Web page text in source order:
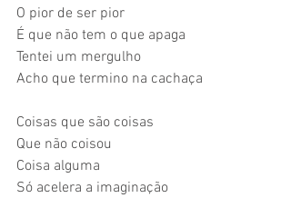
O pior de ser pior
É que não tem o que apaga
Tentei um mergulho
Acho que termino na cachaça
Coisas que são coisas
Que não coisou
Coisa alguma
Só acelera a imaginação